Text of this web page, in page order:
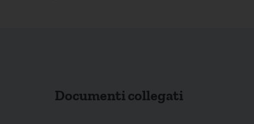
Documenti collegati